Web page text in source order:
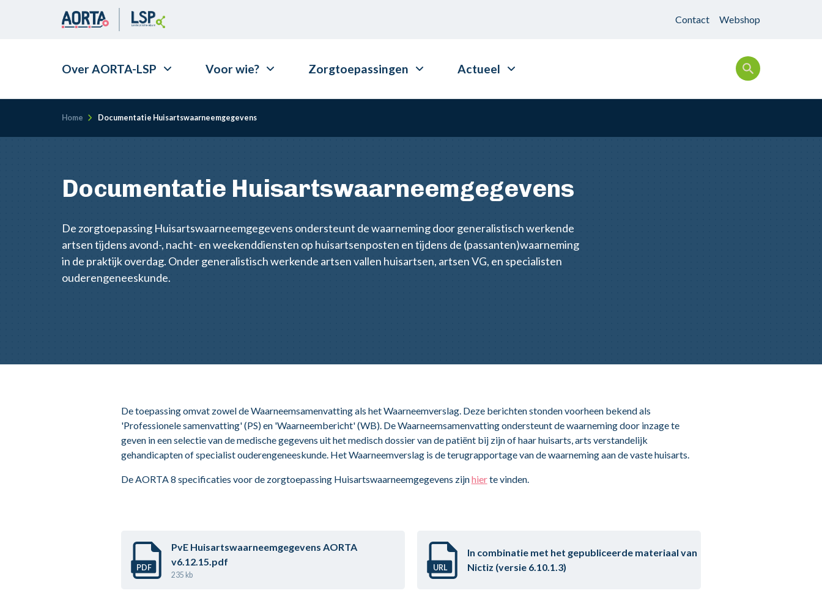
Contact Webshop
Over AORTA-LSP Voor wie? Zorgtoepassingen Actueel
Kruimelpad
Home Documentatie Huisartswaarneemgegevens
Documentatie Huisartswaarneemgegevens
De zorgtoepassing Huisartswaarneemgegevens ondersteunt de waarneming door generalistisch werkende
artsen tijdens avond-, nacht- en weekenddiensten op huisartsenposten en tijdens de (passanten)waarneming
in de praktijk overdag. Onder generalistisch werkende artsen vallen huisartsen, artsen VG, en specialisten
ouderengeneeskunde.
De toepassing omvat zowel de Waarneemsamenvatting als het Waarneemverslag. Deze berichten stonden voorheen bekend als
'Professionele samenvatting' (PS) en 'Waarneembericht' (WB). De Waarneemsamenvatting ondersteunt de waarneming door inzage te
geven in een selectie van de medische gegevens uit het medisch dossier van de patiënt bij zijn of haar huisarts, arts verstandelijk
gehandicapten of specialist ouderengeneeskunde. Het Waarneemverslag is de terugrapportage van de waarneming aan de vaste huisarts.
De AORTA 8 specificaties voor de zorgtoepassing Huisartswaarneemgegevens zijnhierte vinden.
PDF
PvE Huisartswaarneemgegevens AORTA
v6.12.15.pdf
235 kb
URL
In combinatie met het gepubliceerde materiaal van
Nictiz (versie 6.10.1.3)